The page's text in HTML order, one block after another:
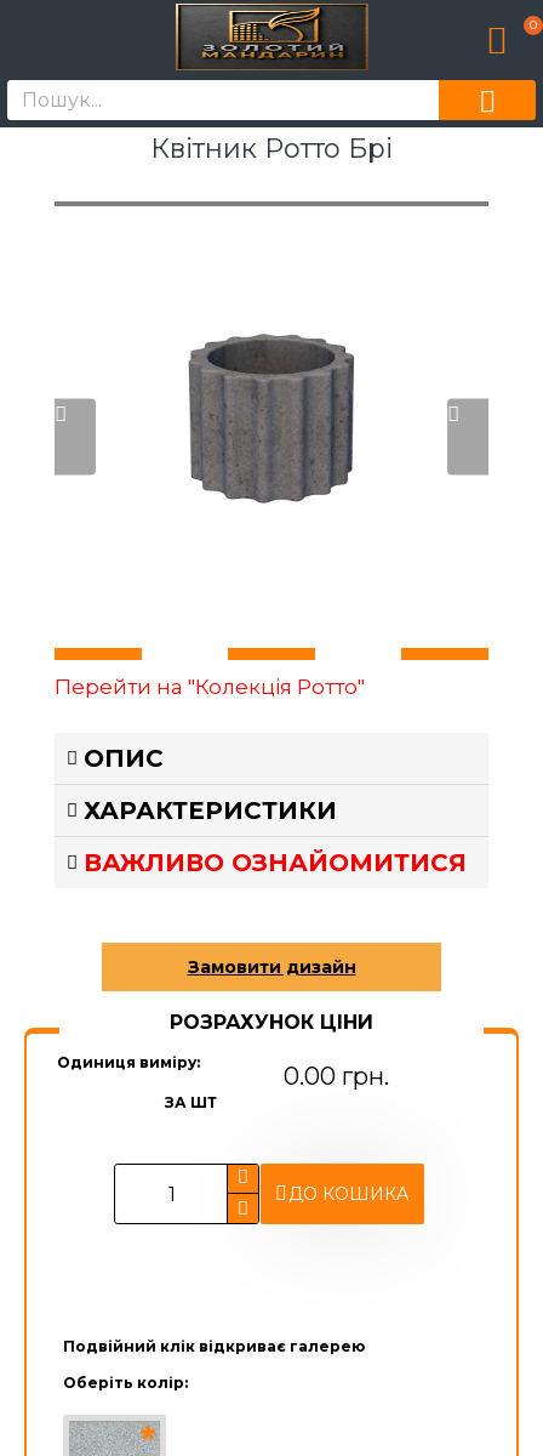
0
Квітник Ротто Брі
Перейти на "Колекція Ротто"
ОПИС
ХАРАКТЕРИСТИКИ
ВАЖЛИВО ОЗНАЙОМИТИСЯ
РОЗРАХУНОК ЦІНИ
Одиниця виміру:
ЗА ШТ
0.00 грн.
ДО КОШИКА
Подвійний клік відкриває галерею
Оберіть колір: